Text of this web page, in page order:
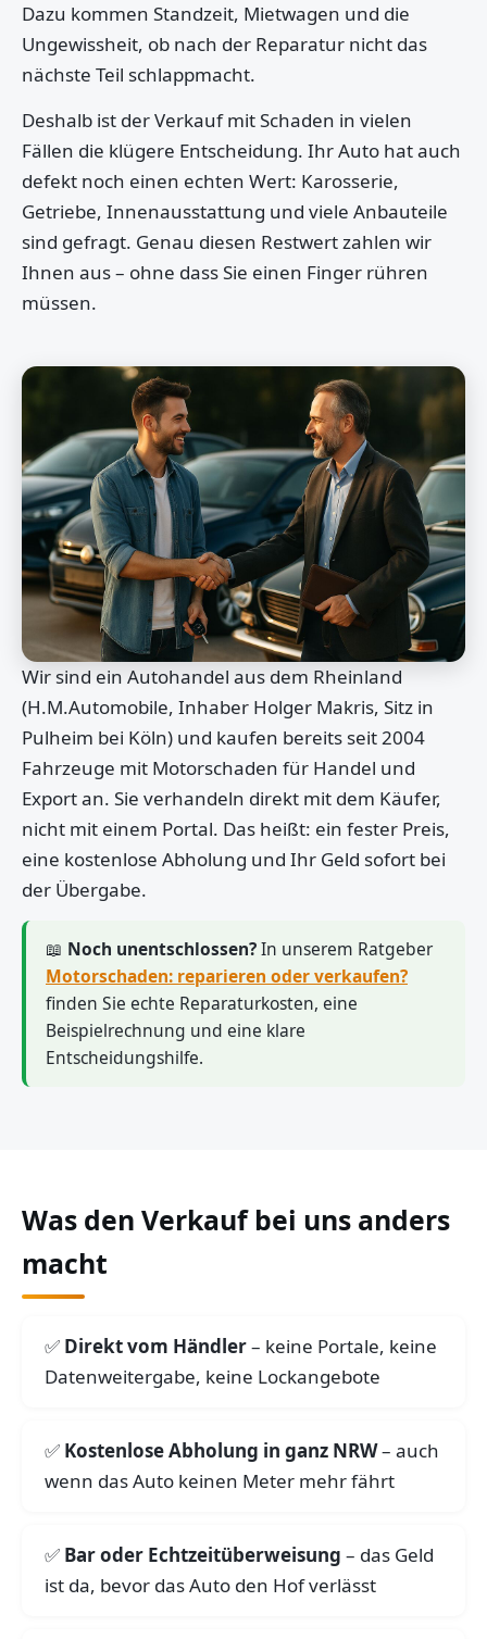
Dazu kommen Standzeit, Mietwagen und die
Ungewissheit, ob nach der Reparatur nicht das
nächste Teil schlappmacht.
Deshalb ist der Verkauf mit Schaden in vielen
Fällen die klügere Entscheidung. Ihr Auto hat auch
defekt noch einen echten Wert: Karosserie,
Getriebe, Innenausstattung und viele Anbauteile
sind gefragt. Genau diesen Restwert zahlen wir
Ihnen aus – ohne dass Sie einen Finger rühren
müssen.
Wir sind ein Autohandel aus dem Rheinland
(H.M.Automobile, Inhaber Holger Makris, Sitz in
Pulheim bei Köln) und kaufen bereits seit 2004
Fahrzeuge mit Motorschaden für Handel und
Export an. Sie verhandeln direkt mit dem Käufer,
nicht mit einem Portal. Das heißt: ein fester Preis,
eine kostenlose Abholung und Ihr Geld sofort bei
der Übergabe.
📖 Noch unentschlossen?In unserem Ratgeber
Motorschaden: reparieren oder verkaufen?
finden Sie echte Reparaturkosten, eine
Beispielrechnung und eine klare
Entscheidungshilfe.
Was den Verkauf bei uns anders
macht
Direkt vom Händler– keine Portale, keine
Datenweitergabe, keine Lockangebote
Kostenlose Abholung in ganz NRW– auch
wenn das Auto keinen Meter mehr fährt
Bar oder Echtzeitüberweisung – das Geld
ist da, bevor das Auto den Hof verlässt